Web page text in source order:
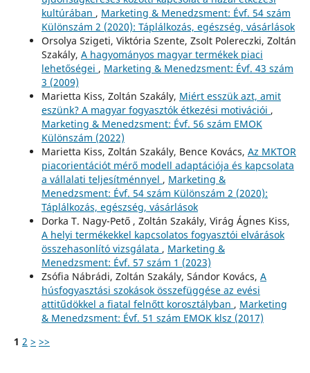
kultúrában , Marketing & Menedzsment: Évf. 54 szám
Különszám 2 (2020): Táplálkozás, egészség, vásárlások
Orsolya Szigeti, Viktória Szente, Zsolt Polereczki, Zoltán
Szakály, A hagyományos magyar termékek piaci
lehetőségei , Marketing & Menedzsment: Évf. 43 szám
3 (2009)
Marietta Kiss, Zoltán Szakály, Miért esszük azt, amit
eszünk? A magyar fogyasztók étkezési motivációi ,
Marketing & Menedzsment: Évf. 56 szám EMOK
Különszám (2022)
Marietta Kiss, Zoltán Szakály, Bence Kovács, Az MKTOR
piacorientációt mérő modell adaptációja és kapcsolata
a vállalati teljesítménnyel , Marketing &
Menedzsment: Évf. 54 szám Különszám 2 (2020):
Táplálkozás, egészség, vásárlások
Dorka T. Nagy-Pető , Zoltán Szakály, Virág Ágnes Kiss,
A helyi termékekkel kapcsolatos fogyasztói elvárások
összehasonlító vizsgálata , Marketing &
Menedzsment: Évf. 57 szám 1 (2023)
Zsófia Nábrádi, Zoltán Szakály, Sándor Kovács, A
húsfogyasztási szokások összefüggése az evési
attitűdökkel a fiatal felnőtt korosztályban , Marketing
& Menedzsment: Évf. 51 szám EMOK klsz (2017)
1 2 > >>